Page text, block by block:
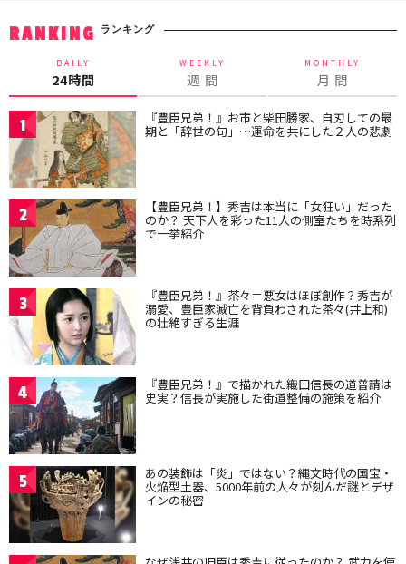
RANKING ランキング
DAILY
24時間
WEEKLY
週 間
MONTHLY
月 間
1 『豊臣兄弟！』お市と柴田勝家、自刃しての最
期と「辞世の句」…運命を共にした２人の悲劇
2 【豊臣兄弟！】秀吉は本当に「女狂い」だった
のか？ 天下人を彩った11人の側室たちを時系列
で一挙紹介
3 『豊臣兄弟！』茶々＝悪女はほぼ創作？秀吉が
溺愛、豊臣家滅亡を背負わされた茶々(井上和)
の壮絶すぎる生涯
4 『豊臣兄弟！』で描かれた織田信長の道普請は
史実？信長が実施した街道整備の施策を紹介
5 あの装飾は「炎」ではない？縄文時代の国宝・
火焔型土器、5000年前の人々が刻んだ謎とデザ
インの秘密